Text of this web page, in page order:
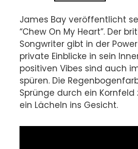
James Bay veröffentlicht
“Chew On My Heart”. Der
Songwriter gibt in der
private Einblicke in sein
positiven Vibes sind auch
spüren. Die
Sprünge durch ein
ein Lächeln ins Gesicht.